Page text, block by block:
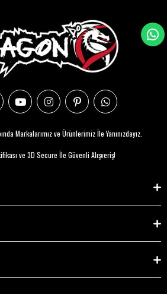
Markalarımız ve Ürünlerimiz İle Yanınızdayız.
ve 3D Secure İle Güvenli Alışveriş!